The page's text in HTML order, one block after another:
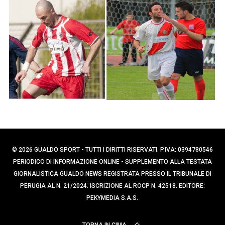
e
r
:
© 2026 GUALDO SPORT - TUTTI I DIRITTI RISERVATI. P.IVA: 0394780546
PERIODICO DI INFORMAZIONE ONLINE - SUPPLEMENTO ALLA TESTATA
GIORNALISTICA GUALDO NEWS REGISTRATA PRESSO IL TRIBUNALE DI
PERUGIA AL N. 21/2024. ISCRIZIONE AL ROCP N. 42518. EDITORE:
PEKYMEDIA S.A.S.
c
a
p
e
r
: